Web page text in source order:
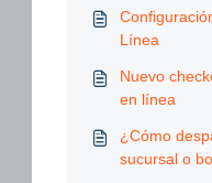
Línea
Nuevo
en línea
¿Cómo
sucursal o